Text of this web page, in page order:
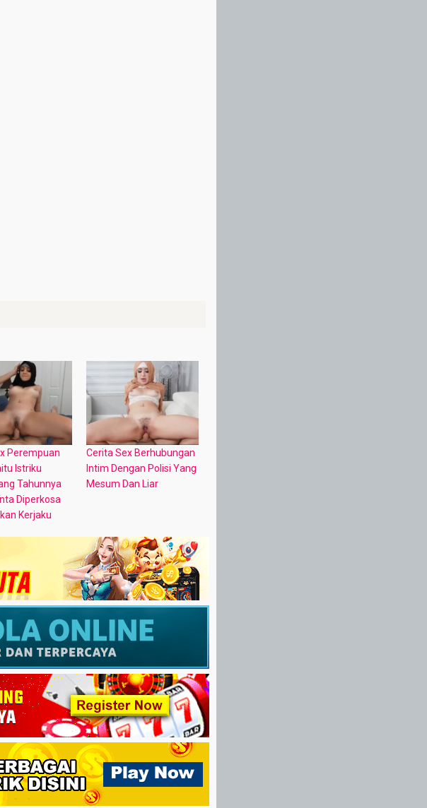
Perempuan
Istriku
Tahunnya
Diperkosa
Kerjaku
Cerita Sex Berhubungan
Intim Dengan Polisi Yang
Mesum Dan Liar